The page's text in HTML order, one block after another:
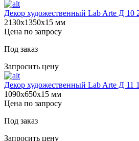
Декор художественный Lab Arte Д 10
2130х1350х15 мм
Цена по запросу
Под заказ
Запросить цену
Декор художественный Lab Arte Д 11
1090х650х15 мм
Цена по запросу
Под заказ
Запросить цену